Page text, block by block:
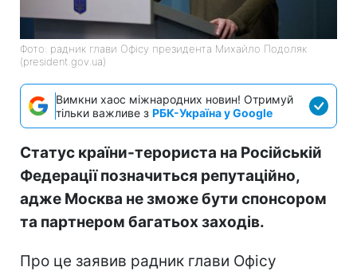
Фото: радник глави Офісу президента Михайло Подоляк
(president.gov.ua)
Вимкни хаос міжнародних новин! Отримуй
тільки важливе з РБК-Україна у Google
Статус країни-терориста на Російській
Федерації позначиться репутаційно,
адже Москва не зможе бути спонсором
та партнером багатьох заходів.
Про це заявив радник глави Офісу